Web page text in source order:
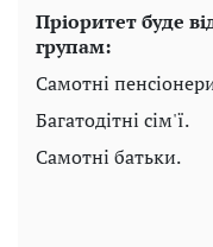
Пріоритет буде
групам:
Самотні
Багатодітні сім'ї.
Самотні батьки.